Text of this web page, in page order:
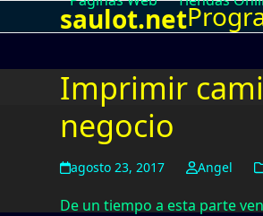
to
saulot.net
Imprimir
negocio
agosto 23, 2017 Angel
De un tiempo a esta parte